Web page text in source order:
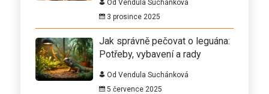
Od Vendula Suchánková
3 prosince 2025
Jak správně pečovat o leguána:
Potřeby, vybavení a rady
Od Vendula Suchánková
5 července 2025